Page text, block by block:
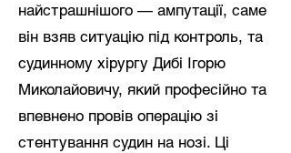
найстрашнішого — ампутації, саме
він взяв ситуацію під контроль, та
судинному хірургу Дибі Ігорю
Миколайовичу, який професійно та
впевнено провів операцію зі
стентування судин на нозі. Ці